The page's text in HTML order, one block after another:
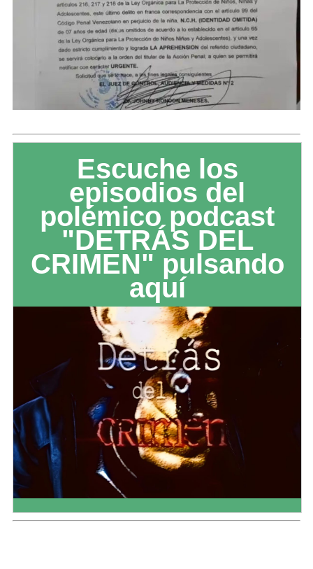
Escuche los
episodios del
polémico podcast
"DETRÁS DEL
CRIMEN" pulsando
aquí